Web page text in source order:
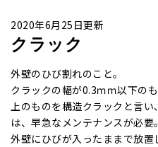
2020年6月25日更新
クラック
外壁のひび割れのこと。
クラックの幅が0.3ｍｍ以下の
上のものを構造クラックと言
は、早急なメンテナンスが必要。
外壁にひびが入ったままで放